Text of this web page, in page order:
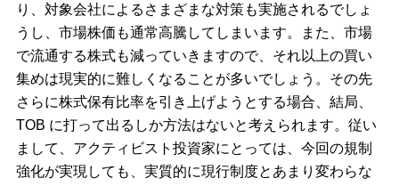
り、対象会社によるさまざまな対策も実施されるでしょ
うし、市場株価も通常高騰してしまいます。また、市場
で流通する株式も減っていきますので、それ以上の買い
集めは現実的に難しくなることが多いでしょう。その先
さらに株式保有比率を引き上げようとする場合、結局、
TOB に打って出るしか方法はないと考えられます。従い
まして、アクティビスト投資家にとっては、今回の規制
強化が実現しても、実質的に現行制度とあまり変わらな